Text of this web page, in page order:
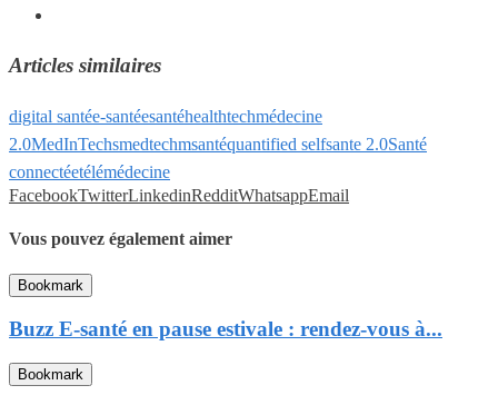
Articles similaires
digital santée-santéesantéhealthtechmédecine
2.0MedInTechsmedtechmsantéquantified selfsante 2.0Santé
connectéetélémédecine
FacebookTwitterLinkedinRedditWhatsappEmail
Vous pouvez également aimer
Bookmark
Buzz E-santé en pause estivale : rendez-vous à...
Bookmark